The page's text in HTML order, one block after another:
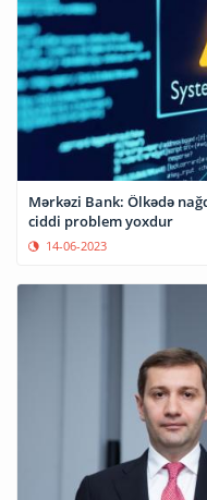
Mərkəzi Bank: Ölkədə
ciddi problem yoxdur
14-06-2023